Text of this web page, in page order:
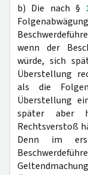
b) Die nach §
wenn der
würde, sich
Überstellung
als die
Überstellung
später aber
Rechtsverstoß
Denn im